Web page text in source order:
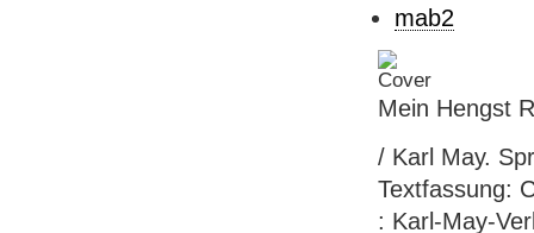
mab2
Mein Hengst
/ Karl May.
Textfassung:
: Karl-May-